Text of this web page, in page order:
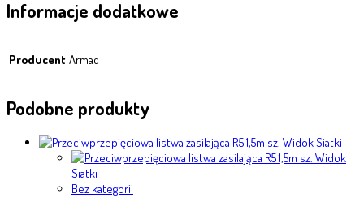
Informacje dodatkowe
Producent Armac
Podobne produkty
Widok Siatki
Widok
Siatki
Bez kategorii